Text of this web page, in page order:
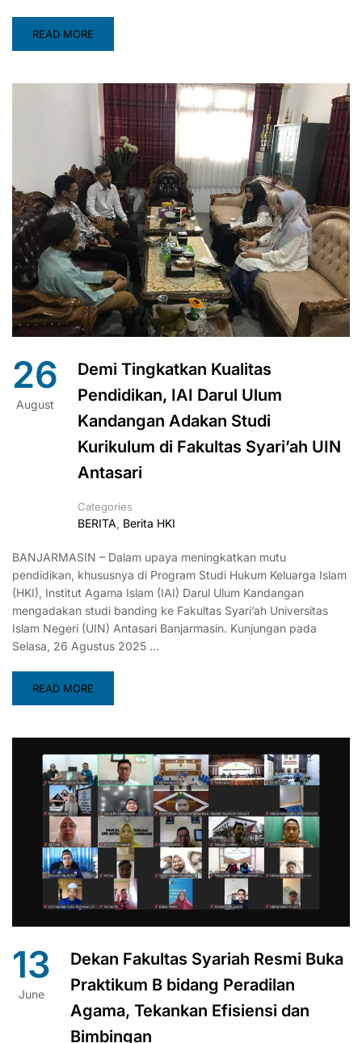
READ MORE
26
August
Demi Tingkatkan Kualitas
Pendidikan, IAI Darul Ulum
Kandangan Adakan Studi
Kurikulum di Fakultas Syari’ah UIN
Antasari
Categories
BERITA, Berita HKI
BANJARMASIN – Dalam upaya meningkatkan mutu
pendidikan, khususnya di Program Studi Hukum Keluarga Islam
(HKI), Institut Agama Islam (IAI) Darul Ulum Kandangan
mengadakan studi banding ke Fakultas Syari’ah Universitas
Islam Negeri (UIN) Antasari Banjarmasin. Kunjungan pada
Selasa, 26 Agustus 2025 …
READ MORE
13
June
Dekan Fakultas Syariah Resmi Buka
Praktikum B bidang Peradilan
Agama, Tekankan Efisiensi dan
Bimbingan